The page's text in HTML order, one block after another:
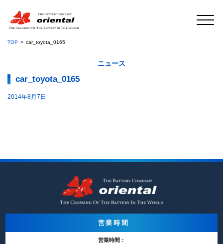
TOP car_toyota_0165
ニュース
car_toyota_0165
2014年8月7日
営業時間
営業時間：